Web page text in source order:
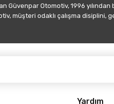
Güvenpar Otomotiv, 1996
müşteri odaklı çalışma disiplini,
Yardım